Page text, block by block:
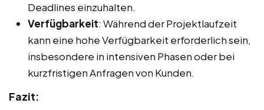
Deadlines einzuhalten.
Verfügbarkeit: Während der Projektlaufzeit
kann eine hohe Verfügbarkeit erforderlich sein,
insbesondere in intensiven Phasen oder bei
kurzfristigen Anfragen von Kunden.
Fazit: